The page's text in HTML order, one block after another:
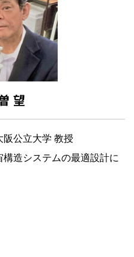
望
阪公立大学 教授
造システムの最適設計に